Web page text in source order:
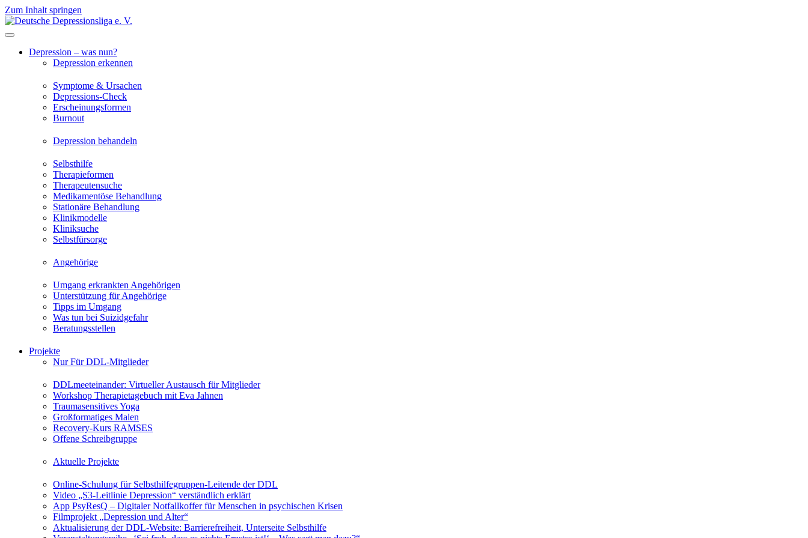
Zum Inhalt springen
Depression – was nun?
Depression erkennen
Symptome & Ursachen
Depressions-Check
Erscheinungsformen
Burnout
Depression behandeln
Selbsthilfe
Therapieformen
Therapeutensuche
Medikamentöse Behandlung
Stationäre Behandlung
Klinikmodelle
Kliniksuche
Selbstfürsorge
Angehörige
Umgang erkrankten Angehörigen
Unterstützung für Angehörige
Tipps im Umgang
Was tun bei Suizidgefahr
Beratungsstellen
Projekte
Nur Für DDL-Mitglieder
DDLmeeteinander: Virtueller Austausch für Mitglieder
Workshop Therapietagebuch mit Eva Jahnen
Traumasensitives Yoga
Großformatiges Malen
Recovery-Kurs RAMSES
Offene Schreibgruppe
Aktuelle Projekte
Online-Schulung für Selbsthilfegruppen-Leitende der DDL
Video „S3-Leitlinie Depression“ verständlich erklärt
App PsyResQ – Digitaler Notfallkoffer für Menschen in psychischen Krisen
Filmprojekt „Depression und Alter“
Aktualisierung der DDL-Website: Barrierefreiheit, Unterseite Selbsthilfe